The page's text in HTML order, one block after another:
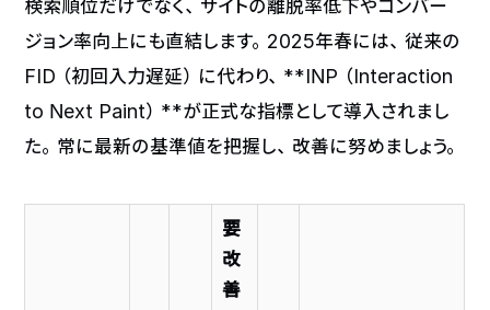
検索順位だけでなく、サイトの離脱率低下やコンバー
ジョン率向上にも直結します。2025年春には、従来の
FID（初回入力遅延）に代わり、**INP（Interaction
to Next Paint）**が正式な指標として導入されまし
た。常に最新の基準値を把握し、改善に努めましょう。
要
改
善